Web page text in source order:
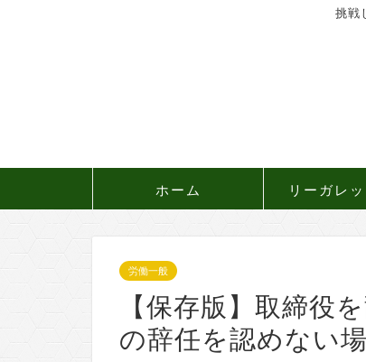
挑戦
ホーム リーガレ
労働一般
【保存版】取締役
の辞任を認めない